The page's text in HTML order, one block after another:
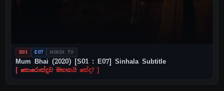
S01 E07 HINDI TV
Mum Bhai (2020) [S01 : E07] Sinhala Subtitle
[ පොරොන්දුව මතකයි නේද? ]